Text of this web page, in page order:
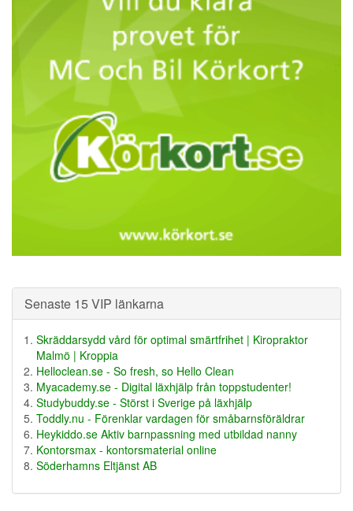
Senaste 15 VIP länkarna
Skräddarsydd vård för optimal smärtfrihet | Kiropraktor
Malmö | Kroppia
Helloclean.se - So fresh, so Hello Clean
Myacademy.se - Digital läxhjälp från toppstudenter!
Studybuddy.se - Störst i Sverige på läxhjälp
Toddly.nu - Förenklar vardagen för småbarnsföräldrar
Heykiddo.se Aktiv barnpassning med utbildad nanny
Kontorsmax - kontorsmaterial online
Söderhamns Eltjänst AB